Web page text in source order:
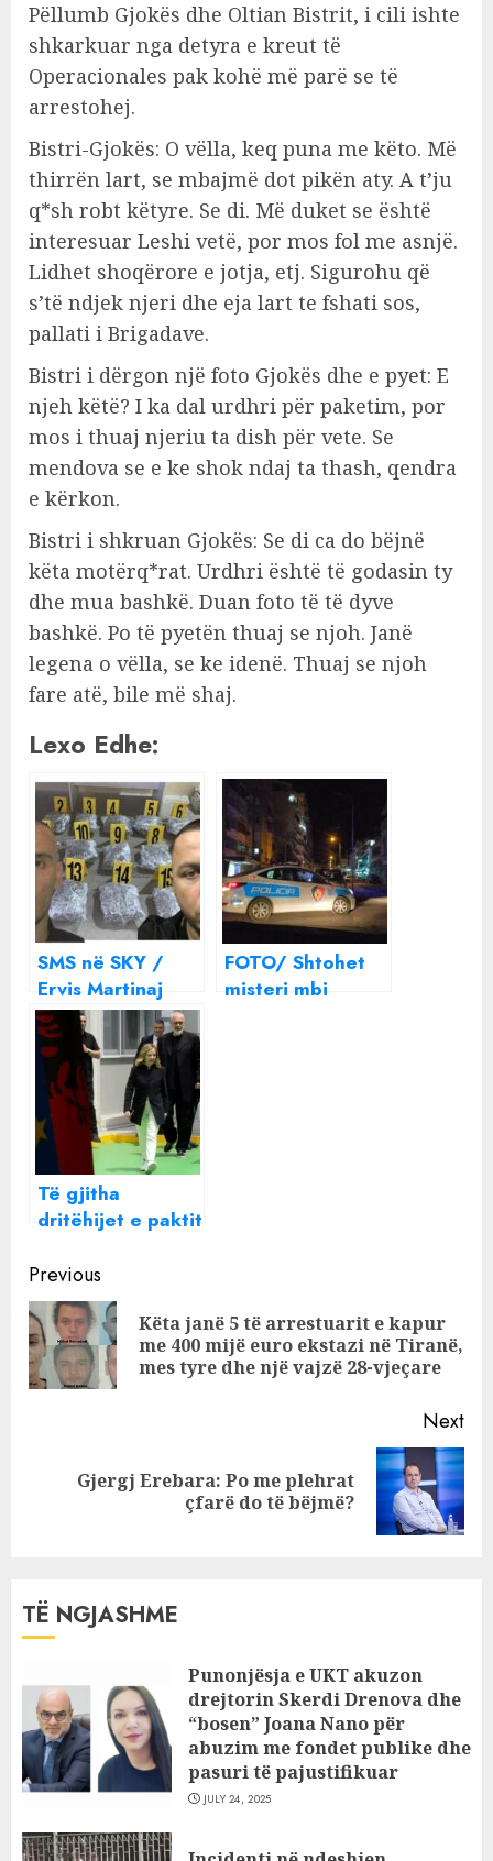
Pëllumb Gjokës dhe Oltian Bistrit, i cili ishte
shkarkuar nga detyra e kreut të
Operacionales pak kohë më parë se të
arrestohej.
Bistri-Gjokës: O vëlla, keq puna me këto. Më
thirrën lart, se mbajmë dot pikën aty. A t’ju
q*sh robt këtyre. Se di. Më duket se është
interesuar Leshi vetë, por mos fol me asnjë.
Lidhet shoqërore e jotja, etj. Sigurohu që
s’të ndjek njeri dhe eja lart te fshati sos,
pallati i Brigadave.
Bistri i dërgon një foto Gjokës dhe e pyet: E
njeh këtë? I ka dal urdhri për paketim, por
mos i thuaj njeriu ta dish për vete. Se
mendova se e ke shok ndaj ta thash, qendra
e kërkon.
Bistri i shkruan Gjokës: Se di ca do bëjnë
këta motërq*rat. Urdhri është të godasin ty
dhe mua bashkë. Duan foto të të dyve
bashkë. Po të pyetën thuaj se njoh. Janë
legena o vëlla, se ke idenë. Thuaj se njoh
fare atë, bile më shaj.
Lexo Edhe:
SMS në SKY /
Ervis Martinaj
dhe Behar Bajri:
Duan të të
godasin me SPAK.
– Ça çp bëj unë?
P… po q…!
FOTO/ Shtohet
misteri mbi
Të gjitha
dritëhijet e paktit
Continue
Reading
Previous
Këta janë 5 të arrestuarit e kapur
me 400 mijë euro ekstazi në Tiranë,
mes tyre dhe një vajzë 28-vjeçare
Next
Gjergj Erebara: Po me plehrat
çfarë do të bëjmë?
TË NGJASHME
Punonjësja e UKT akuzon
drejtorin Skerdi Drenova dhe
“bosen” Joana Nano për
abuzim me fondet publike dhe
pasuri të pajustifikuar
JULY 24, 2025